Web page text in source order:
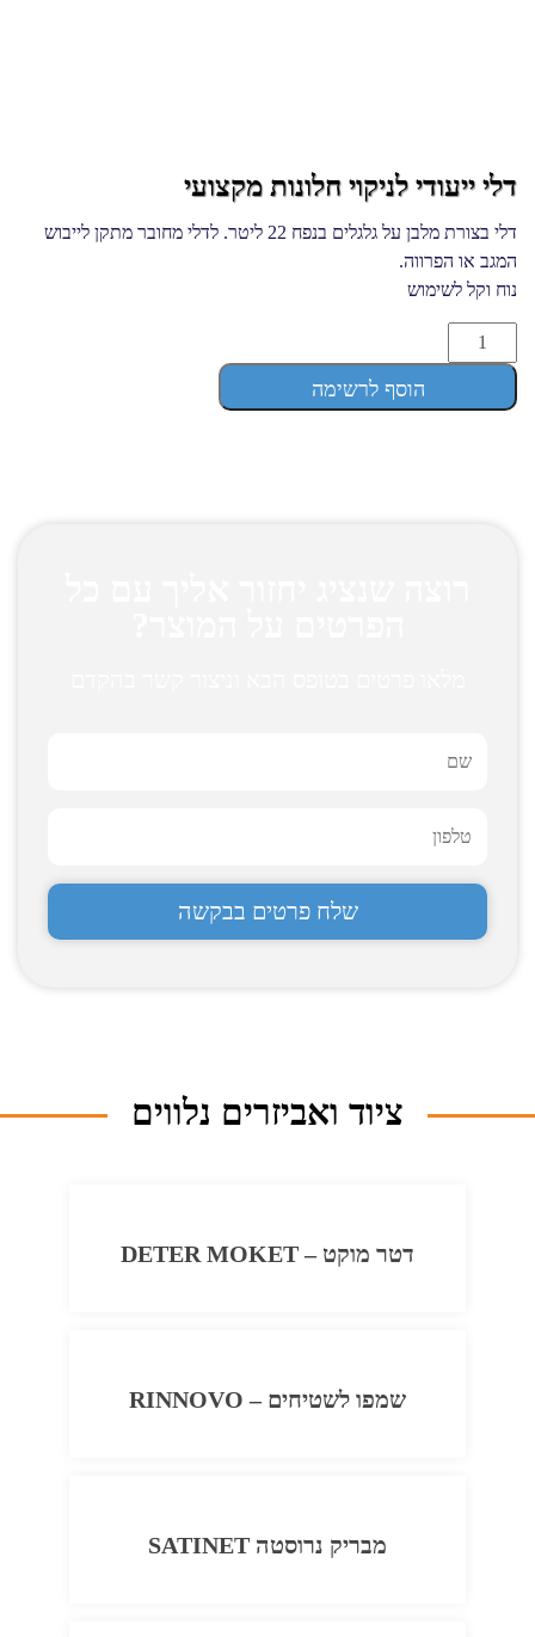
דלי ייעודי לניקוי חלונות מקצועי
דלי בצורת מלבן על גלגלים בנפח 22 ליטר. לדלי מחובר מתקן לייבוש
המגב או הפרווה.
נוח וקל לשימוש
ייעודי
לניקוי
הוסף לרשימה
ציוד ואביזרים נלווים
דטר מוקט – DETER MOKET
שמפו לשטיחים – RINNOVO
מבריק נרוסטה SATINET